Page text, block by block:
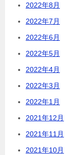
2022年8月
2022年7月
2022年6月
2022年5月
2022年4月
2022年3月
2022年1月
2021年12月
2021年11月
2021年10月